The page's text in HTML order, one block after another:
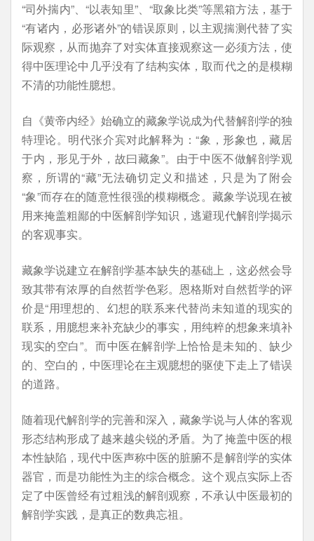
“司外揣内”、“以表知里”、“取象比类”等黑箱方法，基于
“有诸内，必形诸外”的错误原则，以主观揣测代替了实
际观察，从而抛弃了对实体直接观察这一必须方法，使
得中医理论中几乎没有了结构实体，取而代之的是模糊
不清的功能性臆想。
自《黄帝内经》始确立的藏象学说成为代替解剖学的独
特理论。明代张介宾对此解释为：“象，形象也，藏居
于内，形见于外，故曰藏象”。由于中医不做解剖学观
察，所谓的“藏”无法确切定义和描述，只是为了附会
“象”而存在的随意性很强的模糊概念。藏象学说现在被
用来掩盖粗鄙的中医解剖学知识，逃避现代解剖学揭示
的客观事实。
藏象学说建立在解剖学基本缺失的基础上，这必然会导
致其带有浓厚的自然哲学色彩。恩格斯对自然哲学的评
价是“用理想的、幻想的联系来代替尚未知道的现实的
联系，用臆想来补充缺少的事实，用纯粹的想象来填补
现实的空白”。而中医在解剖学上恰恰是未知的、缺少
的、空白的，中医理论在主观臆想的驱使下走上了错误
的道路。
随着现代解剖学的完善和深入，藏象学说与人体的客观
形态结构形成了越来越尖锐的矛盾。为了掩盖中医的根
本性缺陷，现代中医声称中医的脏腑不是解剖学的实体
器官，而是功能性为主的综合概念。这个观点实际上否
定了中医曾经有过粗浅的解剖观察，不承认中医最初的
解剖学实践，是真正的数典忘祖。